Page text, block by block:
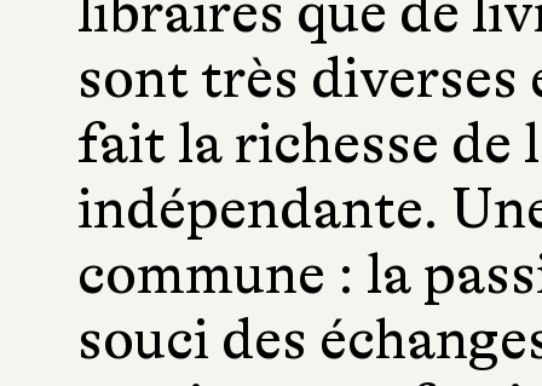
sont très diverses
fait la richesse de
indépendante.
commune : la
souci des